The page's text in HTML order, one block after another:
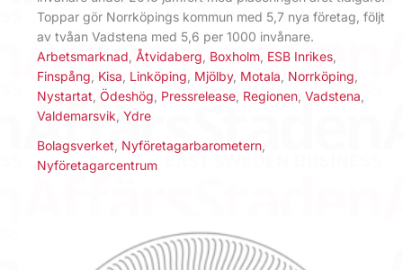
Toppar gör Norrköpings kommun med 5,7 nya företag, följt
av tvåan Vadstena med 5,6 per 1000 invånare.
Arbetsmarknad Åtvidaberg Boxholm ESB Inrikes
Finspång Kisa Linköping Mjölby, Motala Norrköping
Nystartat Ödeshög Pressrelease Regionen Vadstena
Valdemarsvik Ydre
Bolagsverket Nyföretagarbarometern
Nyföretagarcentrum